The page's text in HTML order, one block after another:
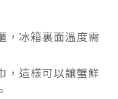
，冰箱裏面溫度需
，這樣可以讓蟹鮮